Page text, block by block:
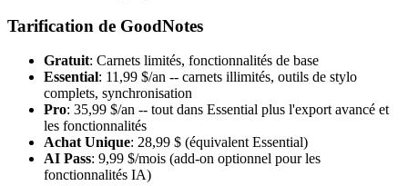
Tarification de GoodNotes
Gratuit: Carnets limités, fonctionnalités de base
Essential: 11,99 $/an -- carnets illimités, outils de stylo
complets, synchronisation
Pro: 35,99 $/an -- tout dans Essential plus l'export avancé et
les fonctionnalités
Achat Unique: 28,99 $ (équivalent Essential)
AI Pass: 9,99 $/mois (add-on optionnel pour les
fonctionnalités IA)